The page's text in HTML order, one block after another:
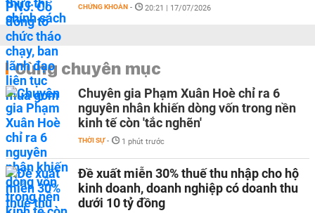
CHỨNG KHOÁN - 20:21 | 17/07/2026
Cùng chuyên mục
Chuyên gia Phạm Xuân Hoè chỉ ra 6
nguyên nhân khiến dòng vốn trong nền
kinh tế còn 'tắc nghẽn'
THỜI SỰ - 1 phút trước
Đề xuất miễn 30% thuế thu nhập cho hộ
kinh doanh, doanh nghiệp có doanh thu
dưới 10 tỷ đồng